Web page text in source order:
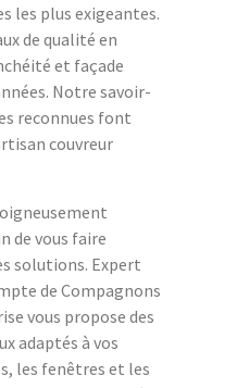
les plus exigeantes.
de qualité en
et façade
Notre savoir-
reconnues font
couvreur
de vous faire
solutions. Expert
de Compagnons
vous propose des
adaptés à vos
les fenêtres et les